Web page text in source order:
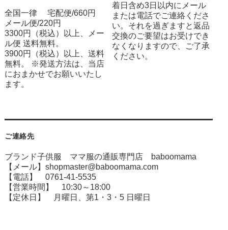
全国一律 宅配便/660円
メール便/220円
3300円（税込）以上、メー
ル便 送料無料。
3900円（税込）以上、送料
無料。 ※発送方法は、当店
におまかせでお願いいたし
ます。
着日含め3日以内にメール
または電話でご連絡くださ
い。それを過ぎますと返品
交換のご要望はお受けでき
なくなりますので、ご了承
ください。
ご連絡先
ブランド子供服 ママ服の通販専門店 baboomama
【メール】shopmaster@baboomama.com
【電話】 0761-41-5535
【営業時間】 10:30～18:00
【定休日】 月曜日、第1・3・5 日曜日